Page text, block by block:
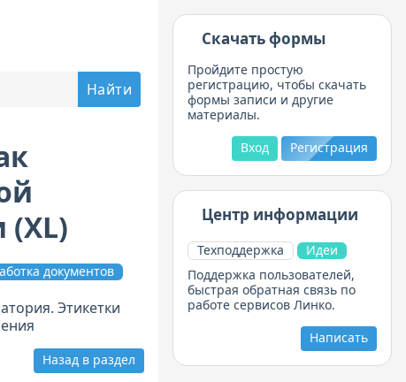
(XL)
документов
Этикетки
Назад в раздел
Скачать формы
Пройдите простую
регистрацию, чтобы скачать
формы записи и другие
материалы.
Регистрация
Вход
Центр информации
Техподдержка
Идеи
Поддержка пользователей,
быстрая обратная связь по
работе сервисов Линко.
Написать